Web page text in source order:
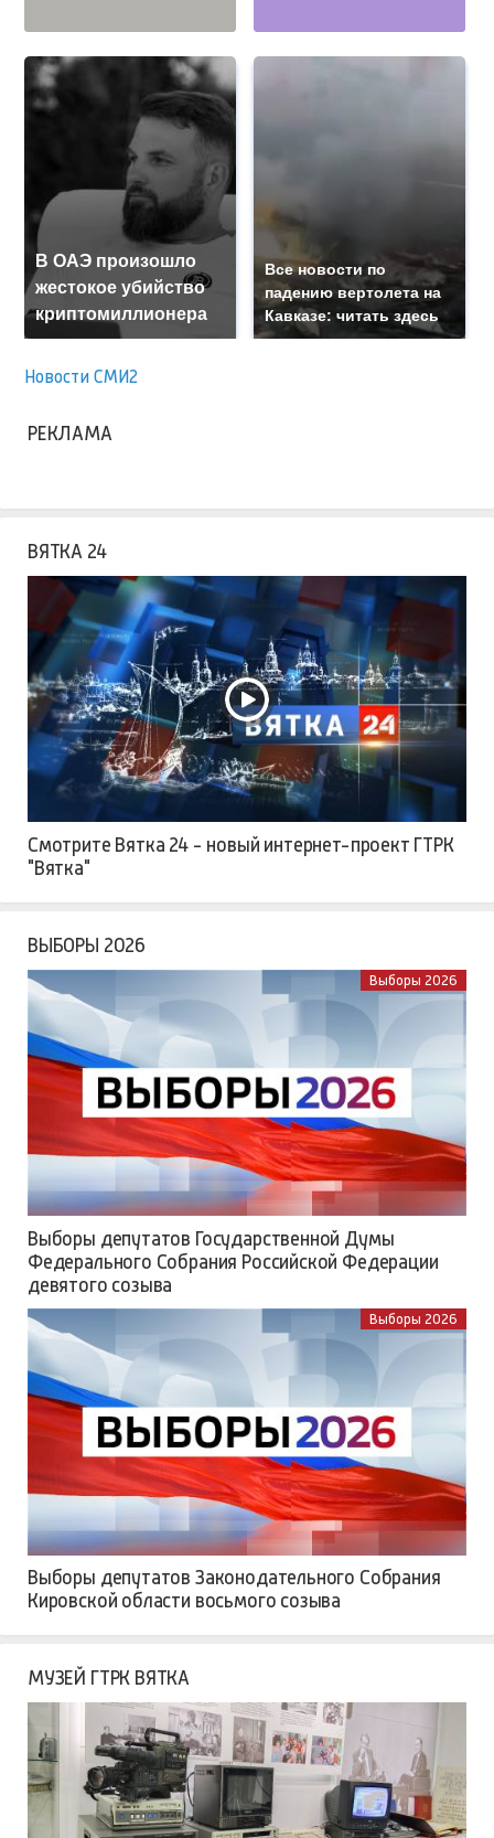
В ОАЭ произошло
жестокое убийство
криптомиллионера
Все новости по
падению вертолета на
Кавказе: читать здесь
Новости СМИ2
РЕКЛАМА
ВЯТКА 24
Смотрите Вятка 24 - новый интернет-проект ГТРК
"Вятка"
ВЫБОРЫ 2026
Выборы 2026
Выборы депутатов Государственной Думы
Федерального Собрания Российской Федерации
девятого созыва
Выборы 2026
Выборы депутатов Законодательного Собрания
Кировской области восьмого созыва
МУЗЕЙ ГТРК ВЯТКА